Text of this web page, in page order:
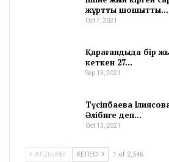
жұртты шошытты…
Oct 7, 2021
Қарағандыда бір
кеткен 27…
Sep 13, 2021
Түсіпбаева
Әлібиге деп…
Oct 13, 2021
АЛДЫҢҒЫ КЕЛЕСІ 1 of 2,546